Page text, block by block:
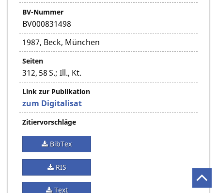
BV-Nummer
BV000831498
1987, Beck, München
Seiten
312, 58 S.; Ill., Kt.
Link zur Publikation
zum Digitalisat
Zitiervorschläge
BibTex
RIS
Text